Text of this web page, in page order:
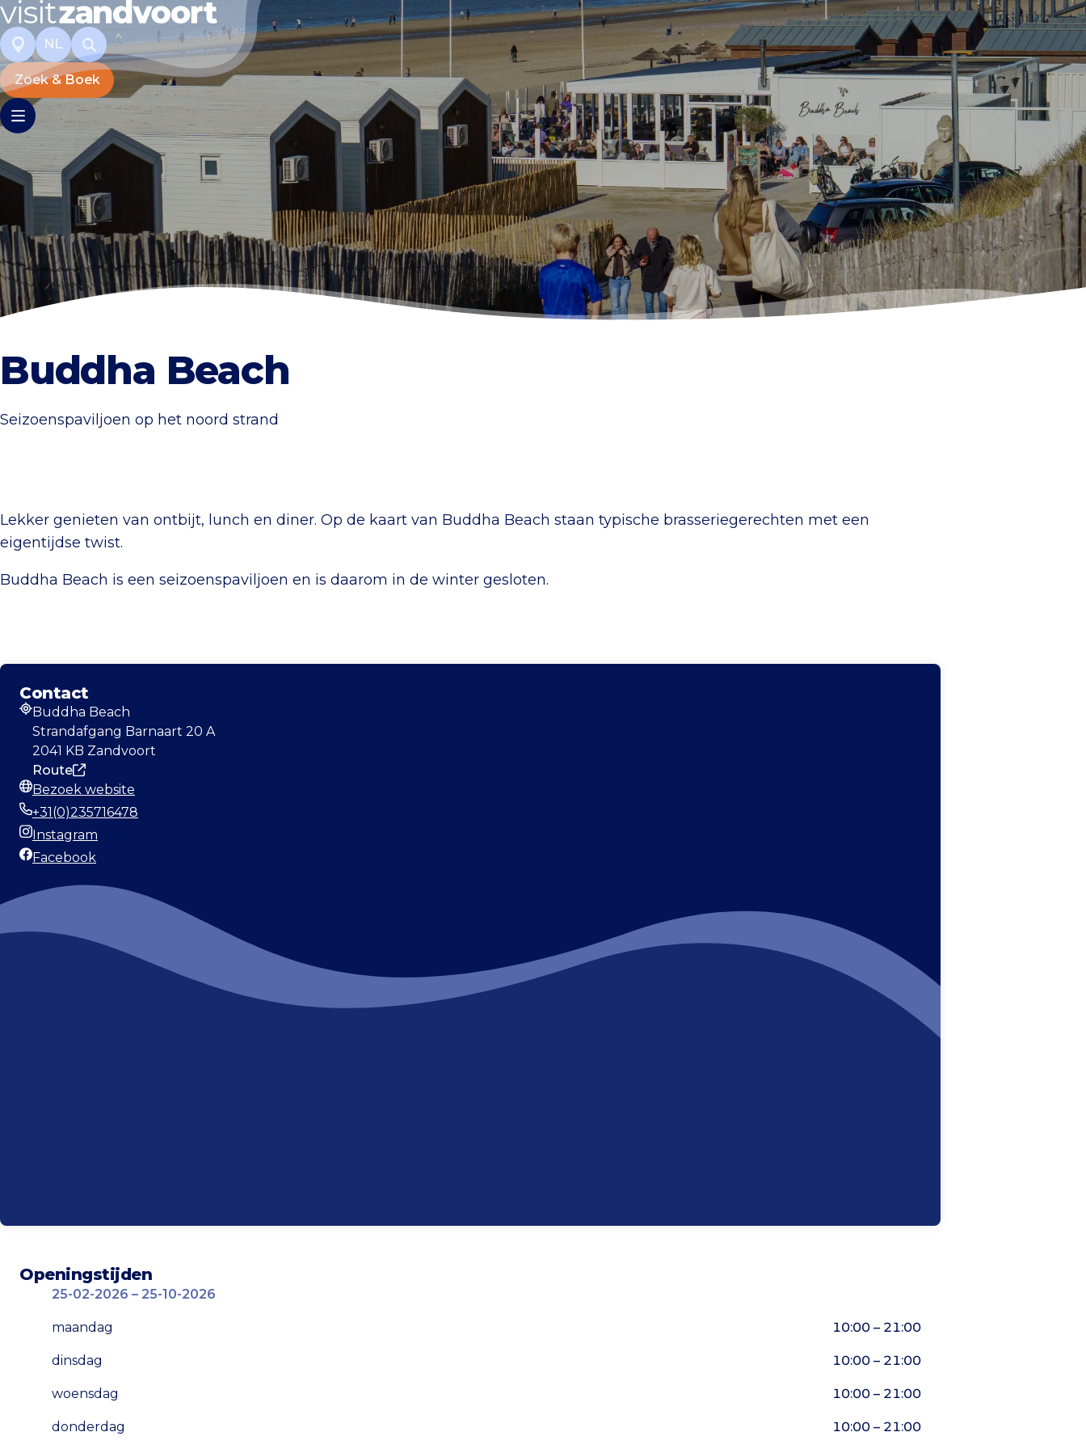
NL
Zoek & Boek
Buddha Beach
Seizoenspaviljoen op het noord strand
Lekker genieten van ontbijt, lunch en diner. Op de kaart van Buddha Beach staan typische brasseriegerechten met een
eigentijdse twist.
Buddha Beach is een seizoenspaviljoen en is daarom in de winter gesloten.
Contact
Adres
Buddha Beach
Strandafgang Barnaart 20 A
2041 KB Zandvoort
Route
Website
Bezoek website
Telefoonnummer
+31(0)235716478
Instagram
Instagram
Facebook
Openingstijden
25-02-2026 – 25-10-2026
maandag 10:00 – 21:00
dinsdag 10:00 – 21:00
woensdag 10:00 – 21:00
donderdag 10:00 – 21:00